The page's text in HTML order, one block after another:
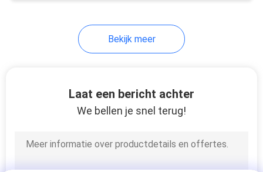
Broodjesstapelaar
Bekijk meer
Laat een bericht achter
We bellen je snel terug!